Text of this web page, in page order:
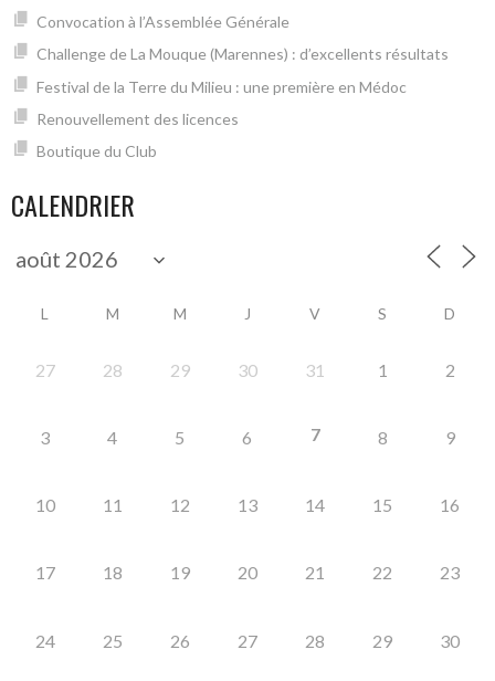
Convocation à l’Assemblée Générale
Challenge de La Mouque (Marennes) : d’excellents résultats
Festival de la Terre du Milieu : une première en Médoc
Renouvellement des licences
Boutique du Club
CALENDRIER
L M M J V S D
27 28 29 30 31 1 2
3 4 5 6 7 8 9
10 11 12 13 14 15 16
17 18 19 20 21 22 23
24 25 26 27 28 29 30